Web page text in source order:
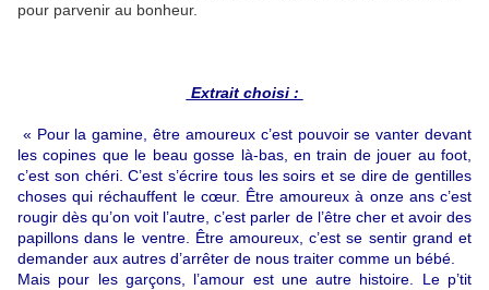
pour parvenir au bonheur.
Extrait choisi :
« Pour la gamine, être amoureux c’est pouvoir se vanter devant
les copines que le beau gosse là-bas, en train de jouer au foot,
c’est son chéri. C’est s’écrire tous les soirs et se dire de gentilles
choses qui réchauffent le cœur. Être amoureux à onze ans c’est
rougir dès qu’on voit l’autre, c’est parler de l’être cher et avoir des
papillons dans le ventre. Être amoureux, c’est se sentir grand et
demander aux autres d’arrêter de nous traiter comme un bébé.
Mais pour les garçons, l’amour est une autre histoire. Le p’tit